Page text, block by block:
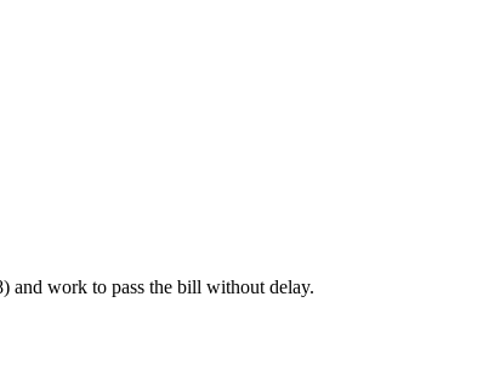
and work to pass the bill without delay.